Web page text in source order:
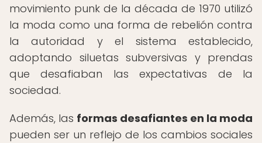
movimiento punk de la década de 1970 utilizó
la moda como una forma de rebelión contra
la autoridad y el sistema establecido,
adoptando siluetas subversivas y prendas
que desafiaban las expectativas de la
sociedad.
Además, las formas desafiantes en la moda
pueden ser un reflejo de los cambios sociales